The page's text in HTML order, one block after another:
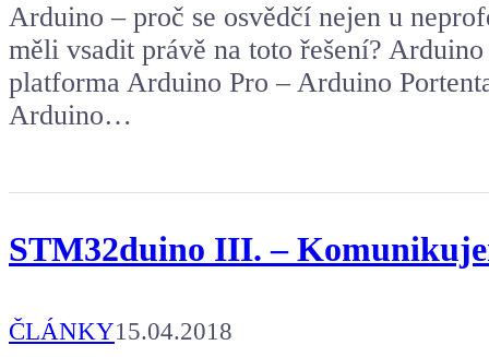
Arduino – proč se osvědčí nejen u
měli vsadit právě na toto řešení?
platforma Arduino Pro – Arduino
Arduino…
STM32duino III. –
ČLÁNKY15.04.2018